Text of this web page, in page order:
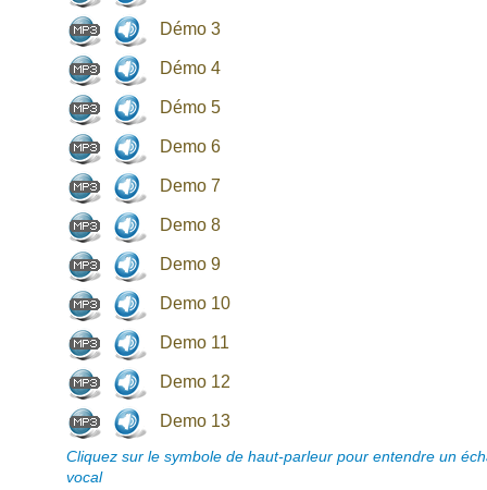
Démo 3
Démo 4
Démo 5
Demo 6
Demo 7
Demo 8
Demo 9
Demo 10
Demo 11
Demo 12
Demo 13
Cliquez sur le symbole de haut-parleur pour entendre un
vocal